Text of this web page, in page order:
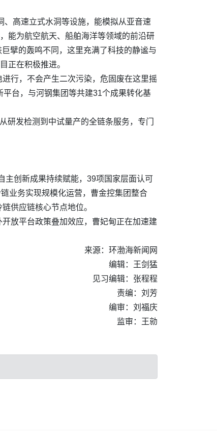
、高速立式水洞等设施，能模拟从亚音速
能为航空航天、船舶海洋等领域的前沿研
擘的轰鸣不同，这里充满了科技的静谧与
正在积极推进。
行，不会产生二次污染，危固废在这里摇
台，与河钢集团等共建31个成果转化基
发检测到中试量产的全链条服务，专门
主创新成果持续赋能，39项国家层面认可
业务实现规模化运营，曹金控集团整合
供应链核心节点地位。
放平台政策叠加效应，曹妃甸正在加速建
来源：环渤海新闻网
编辑：王剑猛
见习编辑：张程程
责编：刘芳
编审：刘福庆
监审：王勍